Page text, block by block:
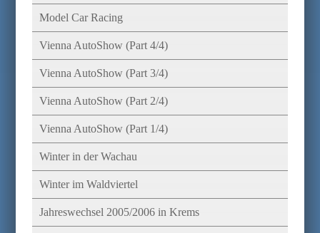
Model Car Racing
Vienna AutoShow (Part 4/4)
Vienna AutoShow (Part 3/4)
Vienna AutoShow (Part 2/4)
Vienna AutoShow (Part 1/4)
Winter in der Wachau
Winter im Waldviertel
Jahreswechsel 2005/2006 in Krems